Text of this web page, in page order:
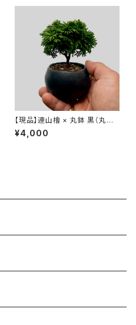
【現品】連山檜 × 丸鉢 黒（丸鉢
白でも制作可）
¥4,000